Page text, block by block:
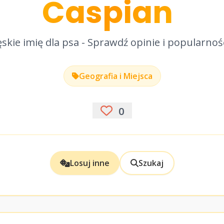
Caspian
imię dla psa - Sprawdź opinie i
Geografia i Miejsca
0
Losuj inne Szukaj